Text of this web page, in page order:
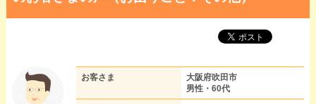
お客さま
大阪府吹田市
男性・60代